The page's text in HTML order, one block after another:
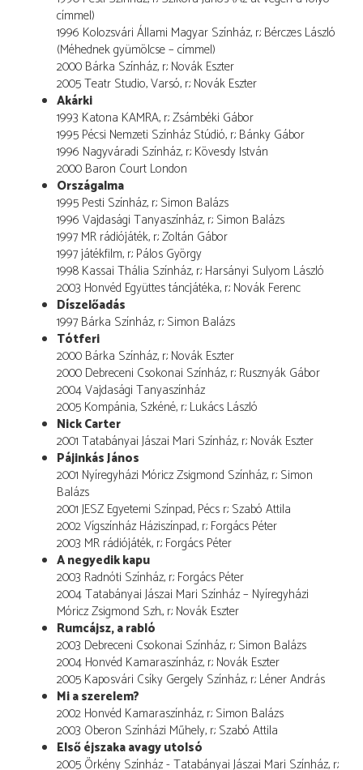
címmel)
1996 Kolozsvári Állami Magyar Színház, r.: Bérczes László
(Méhednek gyümölcse – címmel)
2000 Bárka Színház, r.: Novák Eszter
2005 Teatr Studio, Varsó, r.: Novák Eszter
Akárki
1993 Katona KAMRA, r.: Zsámbéki Gábor
1995 Pécsi Nemzeti Színház Stúdió, r.: Bánky Gábor
1996 Nagyváradi Színház, r.: Kövesdy István
2000 Baron Court London
Országalma
1995 Pesti Színház, r.: Simon Balázs
1996 Vajdasági Tanyaszínház, r.: Simon Balázs
1997 MR rádiójáték, r.: Zoltán Gábor
1997 játékfilm, r.: Pálos György
1998 Kassai Thália Színház, r.: Harsányi Sulyom László
2003 Honvéd Együttes táncjátéka, r.: Novák Ferenc
Díszelőadás
1997 Bárka Színház, r.: Simon Balázs
Tótferi
2000 Bárka Színház, r.: Novák Eszter
2000 Debreceni Csokonai Színház, r.: Rusznyák Gábor
2004 Vajdasági Tanyaszínház
2005 Kompánia, Szkéné, r.: Lukács László
Nick Carter
2001 Tatabányai Jászai Mari Színház, r.: Novák Eszter
Pájinkás János
2001 Nyíregyházi Móricz Zsigmond Színház, r.: Simon
Balázs
2001 JESZ Egyetemi Színpad, Pécs r.: Szabó Attila
2002 Vígszínház Háziszínpad, r.: Forgács Péter
2003 MR rádiójáték, r.: Forgács Péter
A negyedik kapu
2003 Radnóti Színház, r.: Forgács Péter
2004 Tatabányai Jászai Mari Színház – Nyíregyházi
Móricz Zsigmond Szh., r.: Novák Eszter
Rumcájsz, a rabló
2003 Debreceni Csokonai Színház, r.: Simon Balázs
2004 Honvéd Kamaraszínház, r.: Novák Eszter
2005 Kaposvári Csíky Gergely Színház, r.: Léner András
Mi a szerelem?
2002 Honvéd Kamaraszínház, r.: Simon Balázs
2003 Oberon Színházi Műhely, r.: Szabó Attila
Első éjszaka avagy utolsó
2005 Örkény Színház - Tatabányai Jászai Mari Színház, r.: